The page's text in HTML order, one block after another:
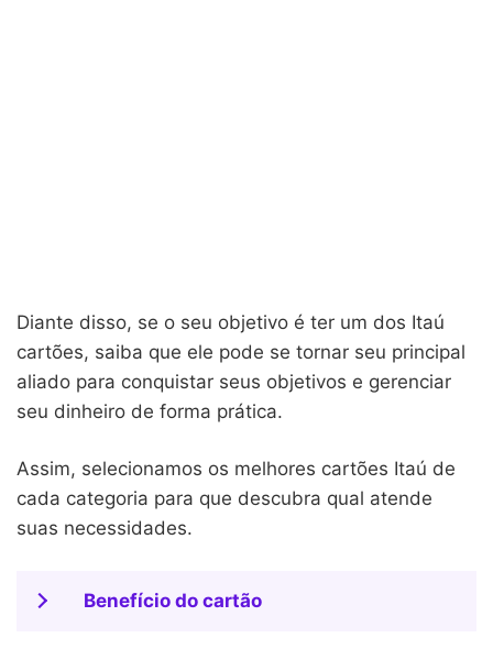
Diante disso, se o seu objetivo é ter um dos Itaú
cartões, saiba que ele pode se tornar seu principal
aliado para conquistar seus objetivos e gerenciar
seu dinheiro de forma prática.
Assim, selecionamos os melhores cartões Itaú de
cada categoria para que descubra qual atende
suas necessidades.
Benefício do cartão